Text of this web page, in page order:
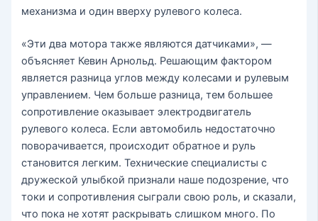
механизма и один вверху рулевого колеса.
«Эти два мотора также являются датчиками», —
объясняет Кевин Арнольд. Решающим фактором
является разница углов между колесами и рулевым
управлением. Чем больше разница, тем большее
сопротивление оказывает электродвигатель
рулевого колеса. Если автомобиль недостаточно
поворачивается, происходит обратное и руль
становится легким. Технические специалисты с
дружеской улыбкой признали наше подозрение, что
токи и сопротивления сыграли свою роль, и сказали,
что пока не хотят раскрывать слишком много. По